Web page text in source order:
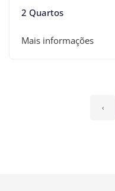
2 Quartos
Mais informações
‹